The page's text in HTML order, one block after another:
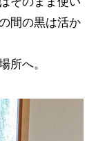
間の黒は活か
所へ。